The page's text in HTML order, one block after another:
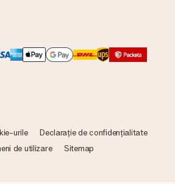
urile
Declarație de confidențialitate
de utilizare
Sitemap